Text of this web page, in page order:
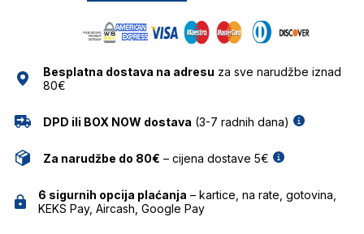
Besplatna dostava na adresu za sve narudžbe iznad
80€
DPD ili BOX NOW dostava (3-7 radnih dana)
Za narudžbe do 80€ – cijena dostave 5€
6 sigurnih opcija plaćanja – kartice, na rate, gotovina,
KEKS Pay, Aircash, Google Pay